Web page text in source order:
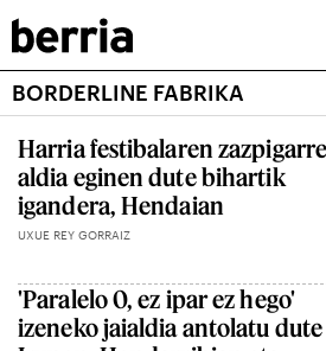
BORDERLINE FABRIKA
Harria festibalaren
aldia eginen dute bihartik
igandera, Hendaian
UXUE REY GORRAIZ
'Paralelo 0, ez ipar ez hego'
izeneko jaialdia antolatu dute